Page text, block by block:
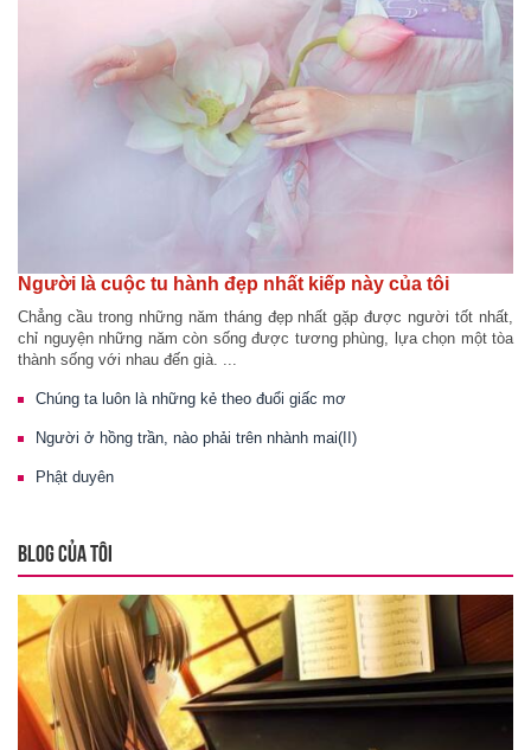
Người là cuộc tu hành đẹp nhất kiếp này của tôi
Chẳng cầu trong những năm tháng đẹp nhất gặp được người tốt nhất,
chỉ nguyện những năm còn sống được tương phùng, lựa chọn một tòa
thành sống với nhau đến già. ...
Chúng ta luôn là những kẻ theo đuổi giấc mơ
Người ở hồng trần, nào phải trên nhành mai(II)
Phật duyên
BLOG CỦA TÔI